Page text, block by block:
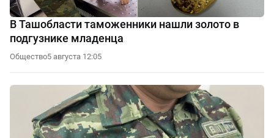
В Ташобласти таможенники нашли золото в
подгузнике младенца
Общество5 августа 12:05